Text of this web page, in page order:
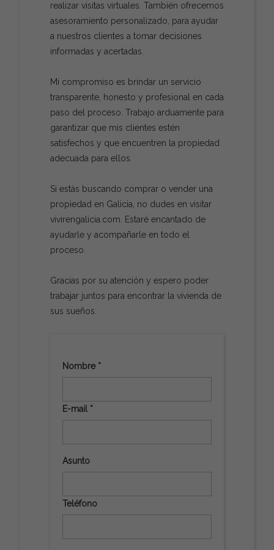
realizar visitas virtuales. También ofrecemos
asesoramiento personalizado, para ayudar
a nuestros clientes a tomar decisiones
informadas y acertadas.
Mi compromiso es brindar un servicio
transparente, honesto y profesional en cada
paso del proceso. Trabajo arduamente para
garantizar que mis clientes estén
satisfechos y que encuentren la propiedad
adecuada para ellos.
Si estás buscando comprar o vender una
propiedad en Galicia, no dudes en visitar
vivirengalicia.com. Estaré encantado de
ayudarle y acompañarle en todo el
proceso.
Gracias por su atención y espero poder
trabajar juntos para encontrar la vivienda de
sus sueños.
Nombre *
E-mail *
Asunto
Teléfono